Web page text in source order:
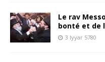
Le rav
bonté et de
3 Iyyar 5780